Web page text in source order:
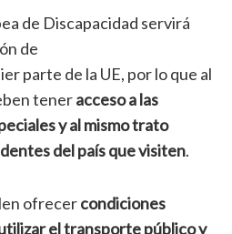
de Discapacidad servirá
de
parte de la UE, por lo que al
teneracceso a las
y al mismo trato
del país que visiten.
ofrecercondiciones
el transporte público y